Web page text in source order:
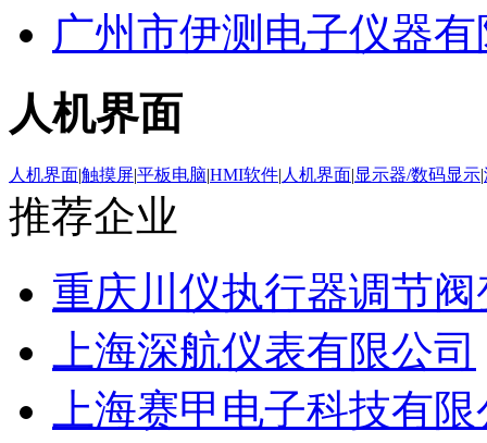
广州市伊测电子仪器
人机界面
人机界面|触摸屏|平板电脑|HMI软件| 人机界面|显示器/数码显示|
推荐企业
重庆川仪执行器调节
上海深航仪表有限公司
上海赛甲电子科技有